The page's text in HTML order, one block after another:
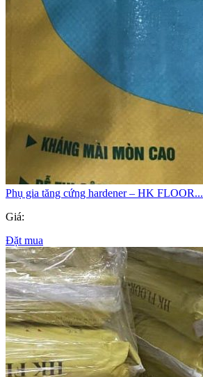
Phụ gia tăng cứng hardener – HK FLOOR...
Giá:
Đặt mua